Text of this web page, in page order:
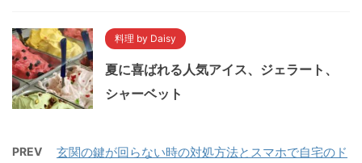
料理 by Daisy
夏に喜ばれる人気アイス、ジェラート、
シャーベット
PREV
玄関の鍵が回らない時の対処方法とスマホで自宅のド